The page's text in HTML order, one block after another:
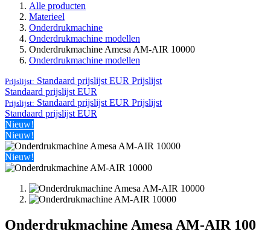
Alle producten
Materieel
Onderdrukmachine
Onderdrukmachine modellen
Onderdrukmachine Amesa AM-AIR 10000
Onderdrukmachine modellen
Prijslijst: Standaard prijslijst EUR Prijslijst
Standaard prijslijst EUR
Prijslijst: Standaard prijslijst EUR Prijslijst
Standaard prijslijst EUR
Nieuw!
Nieuw!
Nieuw!
Onderdrukmachine Amesa AM-AIR